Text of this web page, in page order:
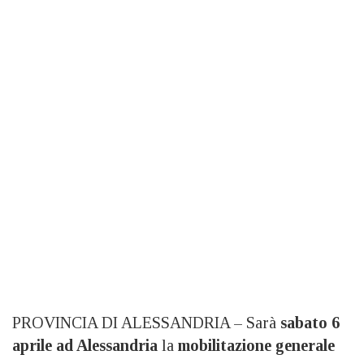
PROVINCIA DI ALESSANDRIA – Sarà sabato 6
aprile ad Alessandria la mobilitazione generale